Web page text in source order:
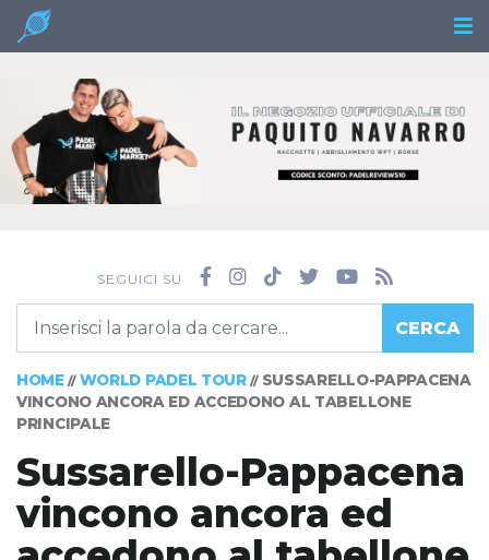
SEGUICI SU
CERCA
HOME// WORLD PADEL TOUR// SUSSARELLO-PAPPACENA
VINCONO ANCORA ED ACCEDONO AL TABELLONE
PRINCIPALE
Sussarello-Pappacena
vincono ancora ed